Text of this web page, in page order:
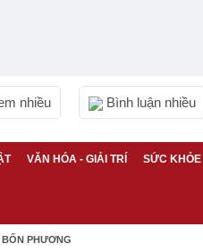
nhiều Bình luận nhiều
VĂN HÓA - GIẢI TRÍ SỨC KHỎE
PHƯƠNG